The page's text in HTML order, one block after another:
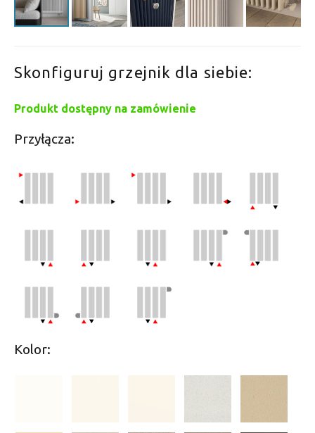
Skonfiguruj grzejnik dla siebie:
Produkt dostępny na zamówienie
Przyłącza:
Kolor: